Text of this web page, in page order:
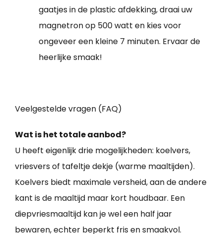
gaatjes in de plastic afdekking, draai uw
magnetron op 500 watt en kies voor
ongeveer een kleine 7 minuten. Ervaar de
heerlijke smaak!
Veelgestelde vragen (FAQ)
Wat is het totale aanbod?
U heeft eigenlijk drie mogelijkheden: koelvers,
vriesvers of tafeltje dekje (warme maaltijden).
Koelvers biedt maximale versheid, aan de andere
kant is de maaltijd maar kort houdbaar. Een
diepvriesmaaltijd kan je wel een half jaar
bewaren, echter beperkt fris en smaakvol.